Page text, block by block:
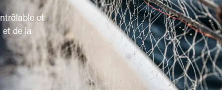
et
de la